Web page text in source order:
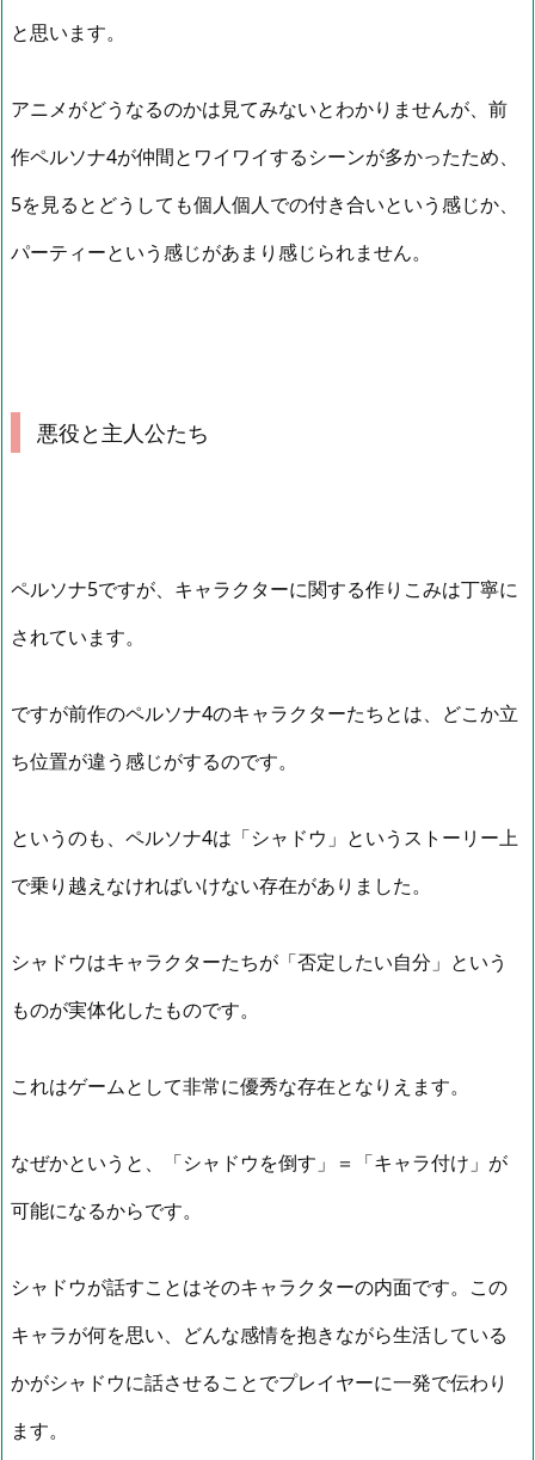
と思います。
アニメがどうなるのかは見てみないとわかりませんが、前
作ペルソナ4が仲間とワイワイするシーンが多かったため、
5を見るとどうしても個人個人での付き合いという感じか、
パーティーという感じがあまり感じられません。
悪役と主人公たち
ペルソナ5ですが、キャラクターに関する作りこみは丁寧に
されています。
ですが前作のペルソナ4のキャラクターたちとは、どこか立
ち位置が違う感じがするのです。
というのも、ペルソナ4は「シャドウ」というストーリー上
で乗り越えなければいけない存在がありました。
シャドウはキャラクターたちが「否定したい自分」という
ものが実体化したものです。
これはゲームとして非常に優秀な存在となりえます。
なぜかというと、「シャドウを倒す」＝「キャラ付け」が
可能になるからです。
シャドウが話すことはそのキャラクターの内面です。この
キャラが何を思い、どんな感情を抱きながら生活している
かがシャドウに話させることでプレイヤーに一発で伝わり
ます。